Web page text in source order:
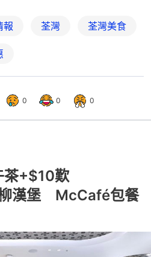
報 荃灣 荃灣美食
0 0 0
茶+$10歎
漢堡 McCafé包餐